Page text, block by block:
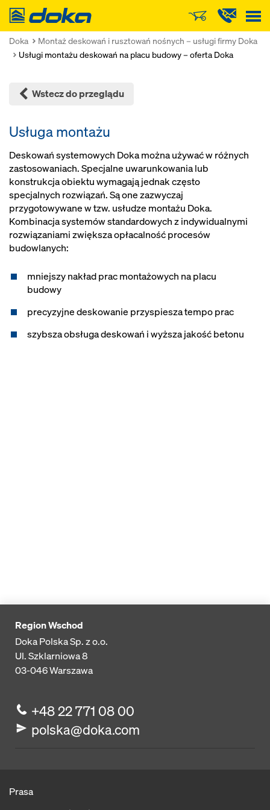
Doka
Doka
Montaż deskowań i rusztowań nośnych – usługi firmy Doka
Usługi montażu deskowań na placu budowy – oferta Doka
Wstecz do przeglądu
Usługa montażu
Deskowań systemowych Doka można używać w różnych
zastosowaniach. Specjalne uwarunkowania lub
konstrukcja obiektu wymagają jednak często
specjalnych rozwiązań. Są one zazwyczaj
przygotowywane w tzw. usłudze montażu Doka.
Kombinacja systemów standardowych z indywidualnymi
rozwiązaniami zwiększa opłacalność procesów
budowlanych:
mniejszy nakład prac montażowych na placu
budowy
precyzyjne deskowanie przyspiesza tempo prac
szybsza obsługa deskowań i wyższa jakość betonu
Region Wschod
Doka Polska Sp. z o.o.
Ul. Szklarniowa 8
03-046Warszawa
+48 22 771 08 00
polska@doka.com
Prasa